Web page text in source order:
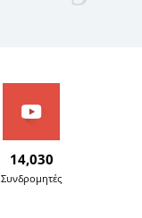
14,030
Συνδρομητές